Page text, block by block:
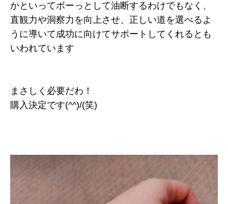
かといってボーっとして油断するわけでもなく、
直観力や洞察力を向上させ、正しい道を選べるよ
うに導いて成功に向けてサポートしてくれるとも
いわれています
まさしく必要だわ！
購入決定です(^^)/(笑)